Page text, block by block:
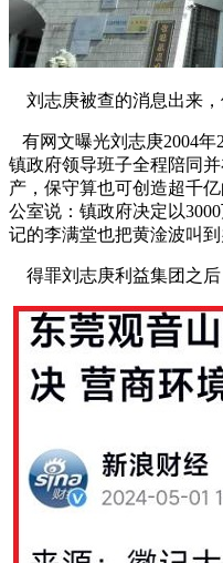
刘志庚被查的消息出来，
有网文曝光刘志庚2004
镇政府领导班子全程陪同
产，保守算也可创造超千
公室说：镇政府决定以
记的李满堂也把黄淦波叫
得罪刘志庚利益集团之后